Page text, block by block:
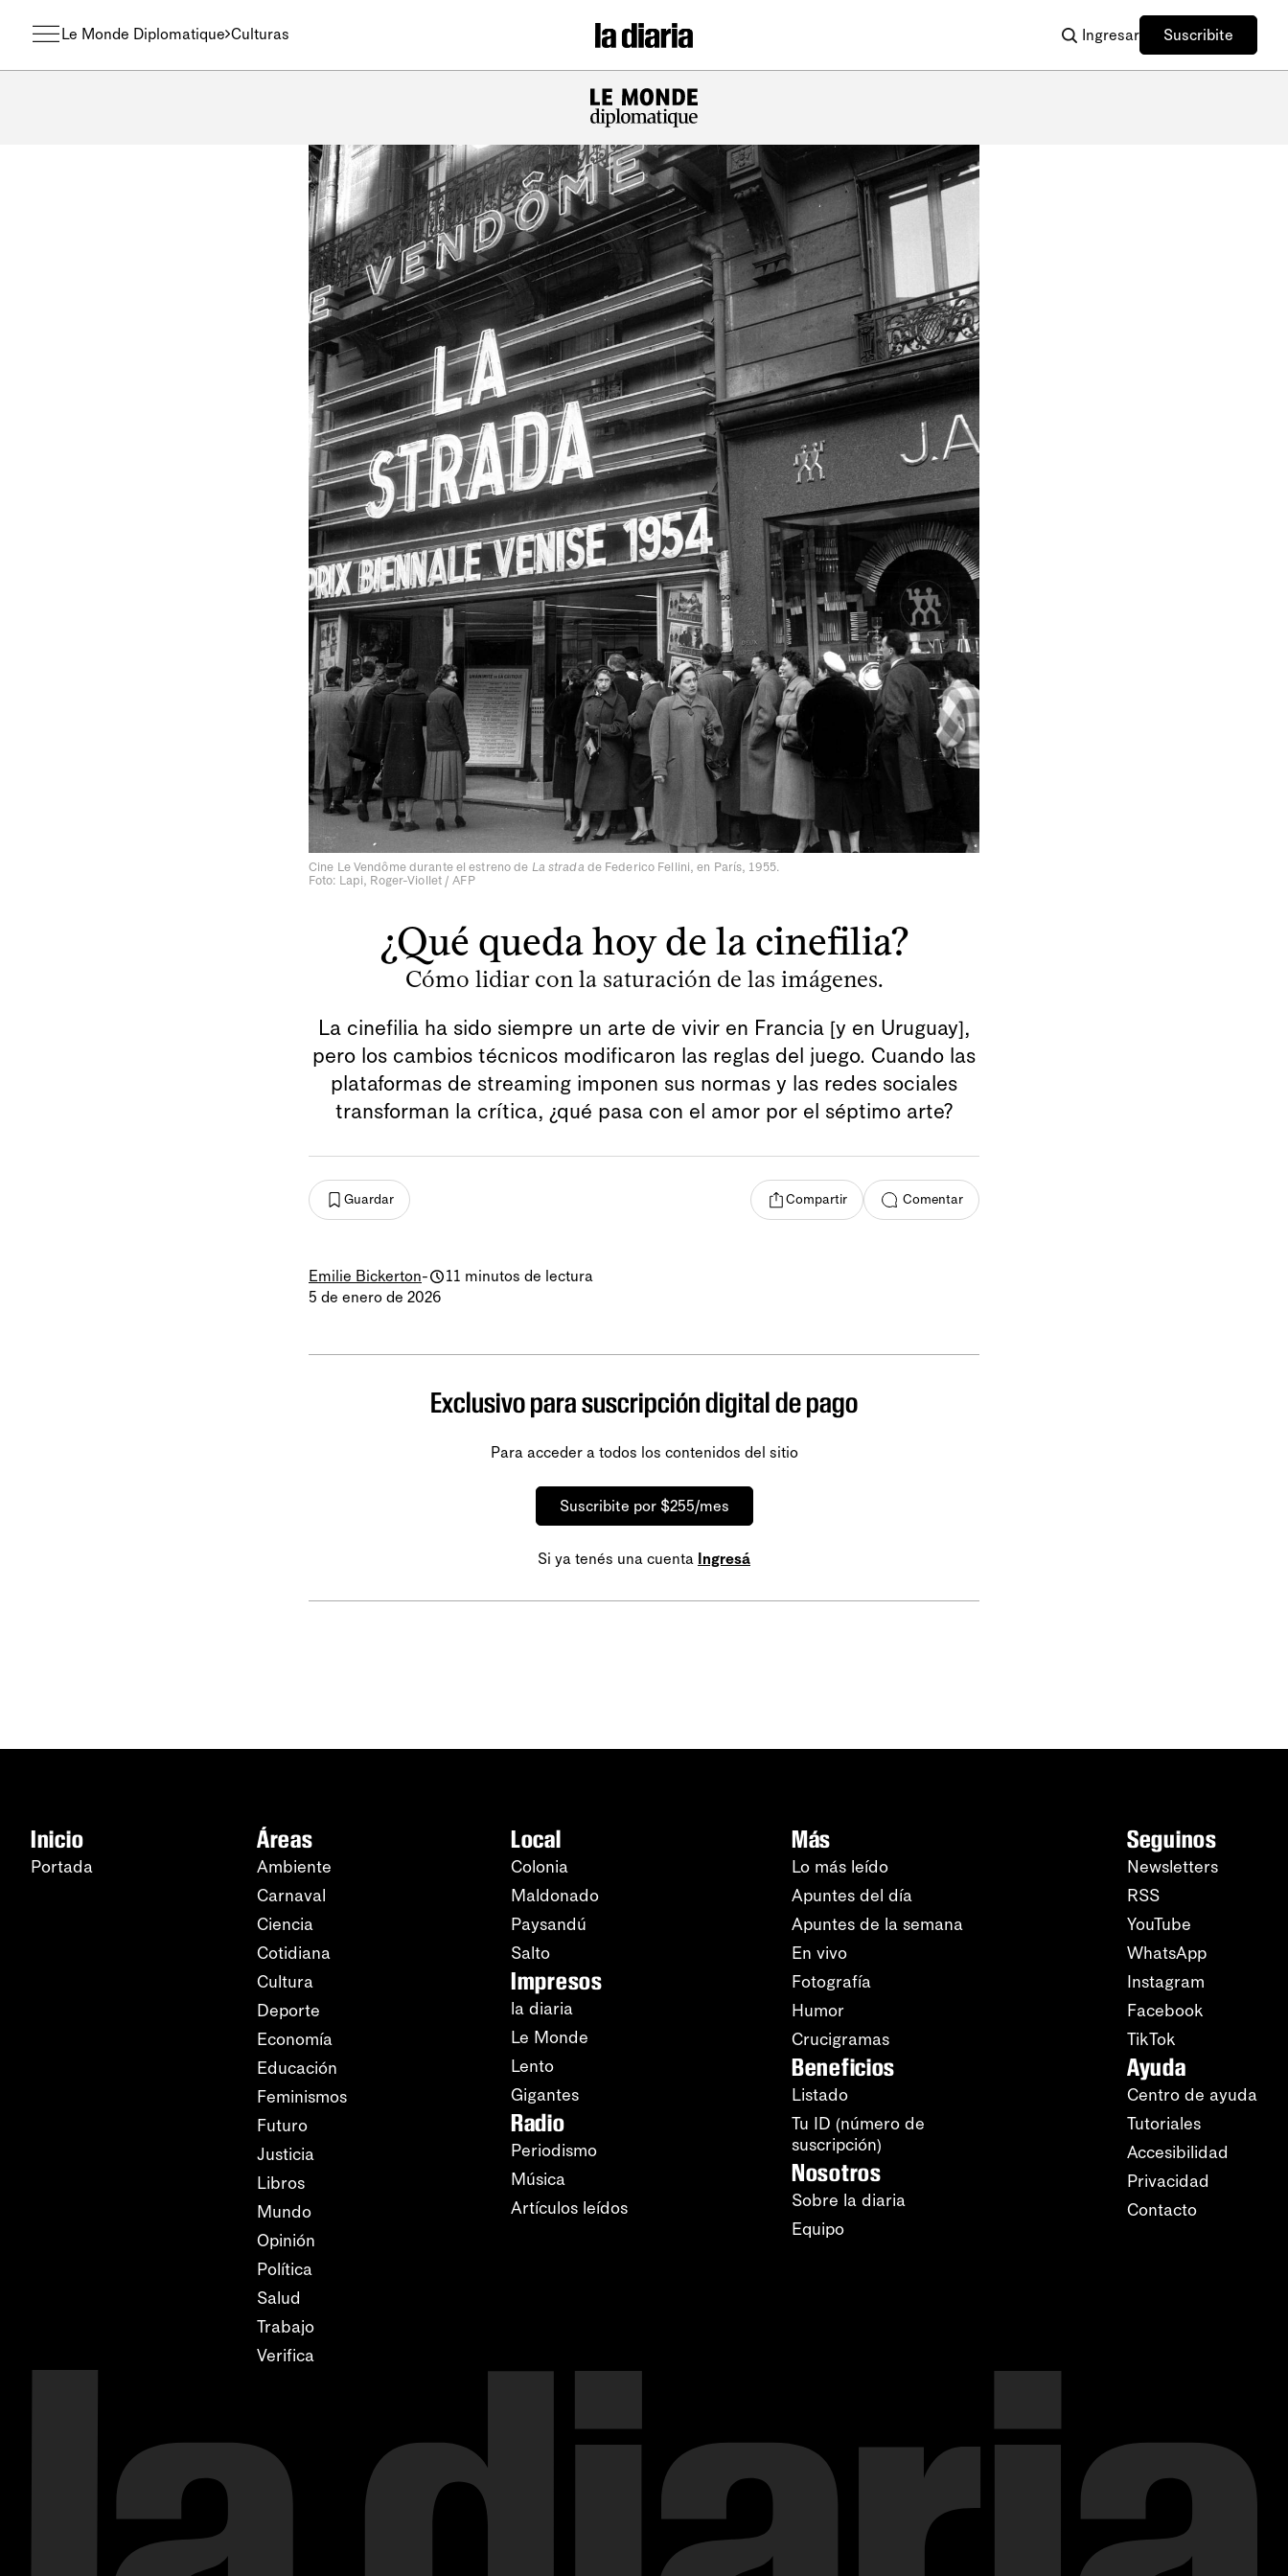
Le Monde Diplomatique Culturas Ingresar Suscribite
Cine Le Vendôme durante el estreno de La strada de Federico Fellini, en París, 1955.
Foto: Lapi, Roger-Viollet / AFP
¿Qué queda hoy de la cinefilia?
Cómo lidiar con la saturación de las imágenes.
La cinefilia ha sido siempre un arte de vivir en Francia [y en Uruguay],
pero los cambios técnicos modificaron las reglas del juego. Cuando las
plataformas de streaming imponen sus normas y las redes sociales
transforman la crítica, ¿qué pasa con el amor por el séptimo arte?
Guardar Compartir Comentar
Emilie Bickerton-
11 minutos de lectura
5 de enero de 2026
Exclusivo para suscripción digital de pago
Para acceder a todos los contenidos del sitio
Suscribite por $255/mes
Si ya tenés una cuenta Ingresá
Inicio
Portada
Áreas
Ambiente
Carnaval
Ciencia
Cotidiana
Cultura
Deporte
Economía
Educación
Feminismos
Futuro
Justicia
Libros
Mundo
Opinión
Política
Salud
Trabajo
Verifica
Local
Colonia
Maldonado
Paysandú
Salto
Impresos
la diaria
Le Monde
Lento
Gigantes
Radio
Periodismo
Música
Artículos leídos
Más
Lo más leído
Apuntes del día
Apuntes de la semana
En vivo
Fotografía
Humor
Crucigramas
Beneficios
Listado
Tu ID (número de
suscripción)
Nosotros
Sobre la diaria
Equipo
Seguinos
Newsletters
RSS
YouTube
WhatsApp
Instagram
Facebook
TikTok
Ayuda
Centro de ayuda
Tutoriales
Accesibilidad
Privacidad
Contacto